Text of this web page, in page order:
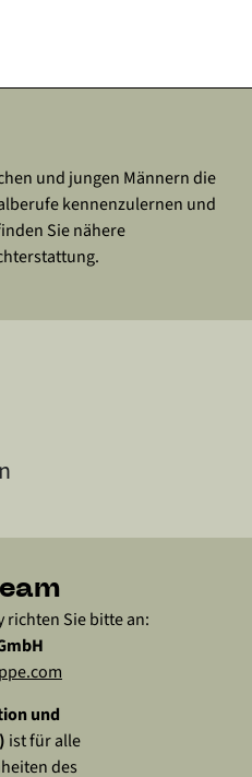
und jungen Männern die
kennenzulernen und
Sie nähere
richten Sie bitte an:
und
ist für alle
des